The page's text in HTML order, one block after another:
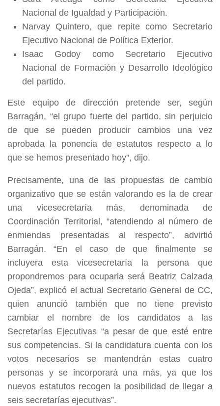
Nacional de Igualdad y Participación.
Narvay Quintero, que repite como Secretario
Ejecutivo Nacional de Política Exterior.
Isaac Godoy como Secretario Ejecutivo
Nacional de Formación y Desarrollo Ideológico
del partido.
Este equipo de dirección pretende ser, según
Barragán, “el grupo fuerte del partido, sin perjuicio
de que se pueden producir cambios una vez
aprobada la ponencia de estatutos respecto a lo
que se hemos presentado hoy”, dijo.
Precisamente, una de las propuestas de cambio
organizativo que se están valorando es la de crear
una vicesecretaría más, denominada de
Coordinación Territorial, “atendiendo al número de
enmiendas presentadas al respecto”, advirtió
Barragán. “En el caso de que finalmente se
incluyera esta vicesecretaría la persona que
propondremos para ocuparla será Beatriz Calzada
Ojeda”, explicó el actual Secretario General de CC,
quien anunció también que no tiene previsto
cambiar el nombre de los candidatos a las
Secretarías Ejecutivas “a pesar de que esté entre
sus competencias. Si la candidatura cuenta con los
votos necesarios se mantendrán estas cuatro
personas y se incorporará una más, ya que los
nuevos estatutos recogen la posibilidad de llegar a
seis secretarías ejecutivas”.